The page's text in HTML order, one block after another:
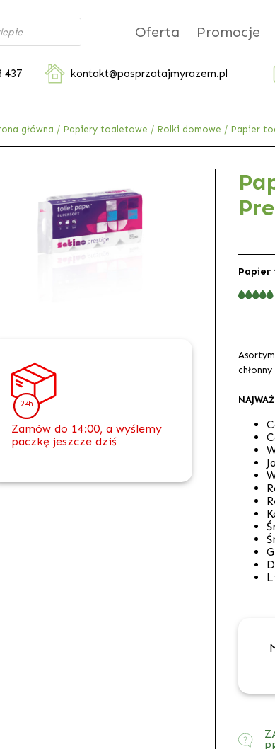
Oferta Promocje
437 kontakt@posprzatajmyrazem.pl
główna / Papiery toaletowe / Rolki domowe / Papier
24h
Zamów do 14:00, a wyślemy
paczkę jeszcze dziś
Papier